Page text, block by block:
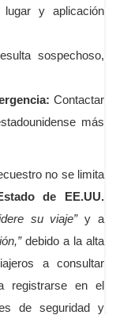
y aplicación
sospechoso,
Contactar
más
no se limita
de EE.UU.
su viaje”y a
debido a la alta
a consultar
registrarse en el
de seguridad y